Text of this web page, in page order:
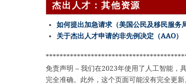
杰出人才：其他资源
如何提出加急请求（美国公民及移民服务
关于杰出人才申请的非先例决定（AAO）
免责声明 – 我们在2023年使用了人工智能，
完全准确。此外，这个页面可能没有完全更